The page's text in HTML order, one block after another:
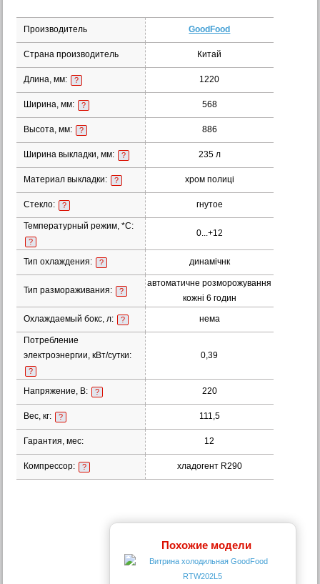
Производитель GoodFood
Страна производитель Китай
Длина, мм: ? 1220
Ширина, мм: ? 568
Высота, мм: ? 886
Ширина выкладки, мм: ? 235 л
Материал выкладки: ? хром полиці
Стекло: ? гнутое
Температурный режим, *С:
?
0...+12
Тип охлаждения: ? динамічнк
Тип размораживания: ?
автоматичне розморожування
кожні 6 годин
Охлаждаемый бокс, л: ? нема
Потребление
электроэнергии, кВт/сутки:
?
0,39
Напряжение, В: ? 220
Вес, кг: ? 111,5
Гарантия, мес: 12
Компрессор: ? хладогент R290
Похожие модели